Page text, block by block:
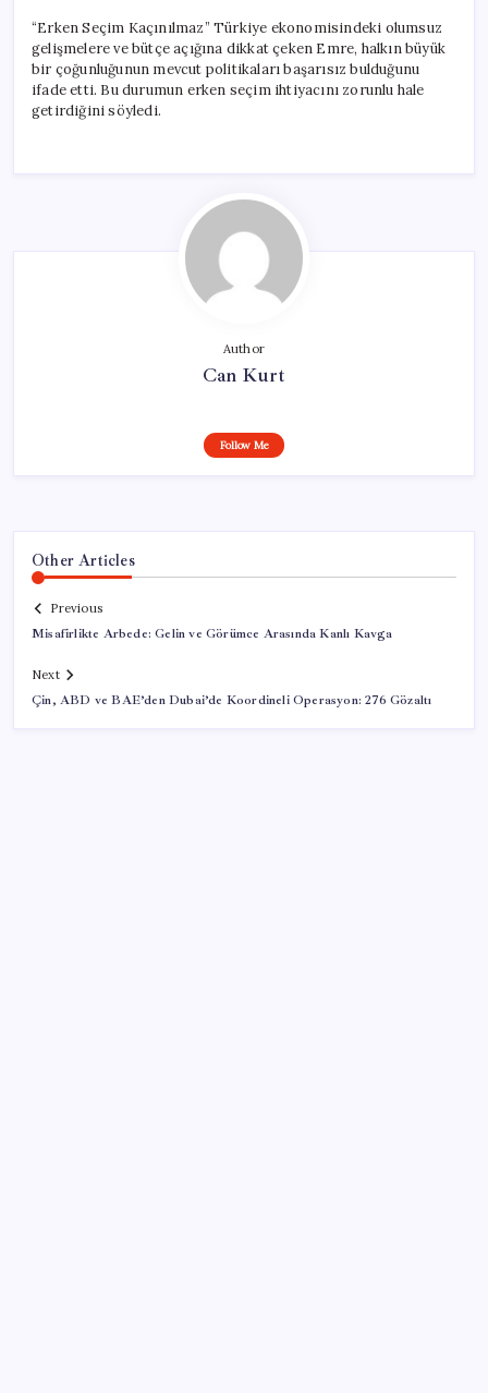
“Erken Seçim Kaçınılmaz” Türkiye ekonomisindeki olumsuz
gelişmelere ve bütçe açığına dikkat çeken Emre, halkın büyük
bir çoğunluğunun mevcut politikaları başarısız bulduğunu
ifade etti. Bu durumun erken seçim ihtiyacını zorunlu hale
getirdiğini söyledi.
Author
Can Kurt
Follow Me
Other Articles
Previous
Misafirlikte Arbede: Gelin ve Görümce Arasında Kanlı Kavga
Next
Çin, ABD ve BAE’den Dubai’de Koordineli Operasyon: 276 Gözaltı